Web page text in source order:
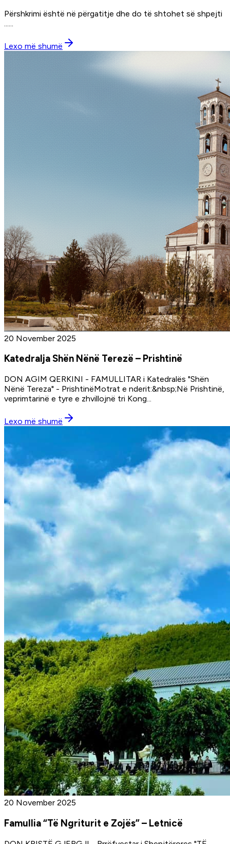
Përshkrimi është në përgatitje dhe do të shtohet së shpejti
Lexo më shumë
20 November 2025
Katedralja Shën Nënë Terezë – Prishtinë
DON AGIM QERKINI - FAMULLITAR i Katedralës "Shën
Nënë Tereza" - PrishtinëMotrat e nderit:&nbsp;Në Prishtinë,
veprimtarinë e tyre e zhvillojnë tri Kong...
Lexo më shumë
20 November 2025
Famullia “Të Ngriturit e Zojës” – Letnicë